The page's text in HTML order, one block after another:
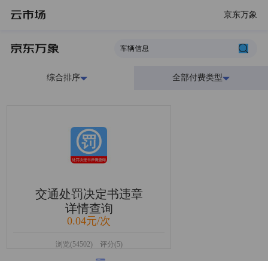
京东万象
综合排序 全部付费类型
交通处罚决定书违章
详情查询
0.04元/次
浏览(54502) 评分(5)